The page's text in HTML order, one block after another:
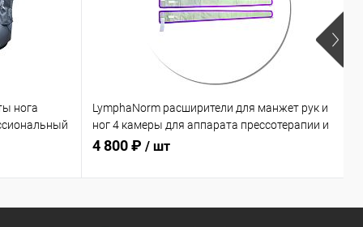
нога
LymphaNorm расширители для манжет рук и
ног 4 камеры для аппарата прессотерапии и
лимфодренажа
4 800 ₽ / шт